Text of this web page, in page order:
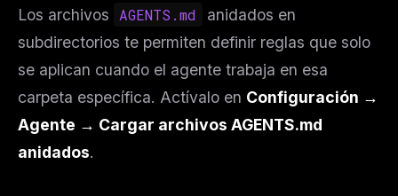
Los archivos AGENTS.md
anidados en
subdirectorios te permiten definir reglas que solo
se aplican cuando el agente trabaja en esa
carpeta específica. Actívalo en Configuración →
Agente → Cargar archivos AGENTS.md
anidados.